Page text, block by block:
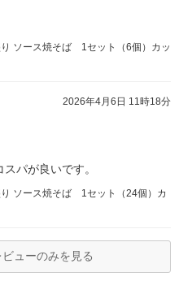
ソース焼そば 1セット（6個）カッ
2026年4月6日 11時18分
パが良いです。
ソース焼そば 1セット（24個）カ
ューのみを見る